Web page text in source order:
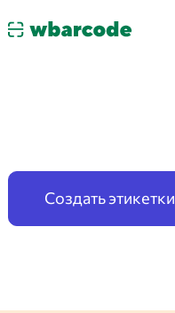
Создать этикетки